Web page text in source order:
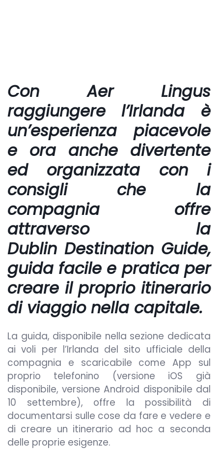
Con Aer Lingus
raggiungere l’Irlanda è
un’esperienza piacevole
e ora anche divertente
ed organizzata con i
consigli che la
compagnia offre
attraverso la
Dublin Destination Guide,
guida facile e pratica per
creare il proprio itinerario
di viaggio nella capitale.
La guida, disponibile nella sezione dedicata
ai voli per l’Irlanda del sito ufficiale della
compagnia e scaricabile come App sul
proprio telefonino (versione iOS già
disponibile, versione Android disponibile dal
10 settembre), offre la possibilità di
documentarsi sulle cose da fare e vedere e
di creare un itinerario ad hoc a seconda
delle proprie esigenze.